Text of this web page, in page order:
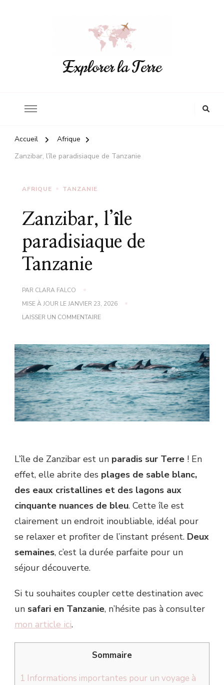
Explorer la Terre
Accueil
Afrique
Zanzibar, l’île paradisiaque de Tanzanie
AFRIQUE TANZANIE
Zanzibar, l’île
paradisiaque de
Tanzanie
PAR CLARA FALCO
MISE À JOUR LEJANVIER 23, 2026
LAISSER UN COMMENTAIRESUR
DE
TANZANIE
L’île de Zanzibar est un paradis sur Terre ! En
effet, elle abrite des plages de sable blanc,
des eaux cristallines et des lagons aux
cinquante nuances de bleu. Cette île est
clairement un endroit inoubliable, idéal pour
se relaxer et profiter de l’instant présent. Deux
semaines, c’est la durée parfaite pour un
séjour découverte.
Si tu souhaites coupler cette destination avec
un safari en Tanzanie, n’hésite pas à consulter
mon article ici.
Sommaire
1 Informations importantes pour un voyage à